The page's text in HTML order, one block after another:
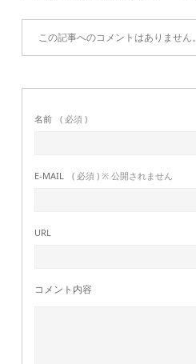
この記事へのコメントはありません。
名前 ( 必須 )
E-MAIL ( 必須 ) ※ 公開されません
URL
コメント内容